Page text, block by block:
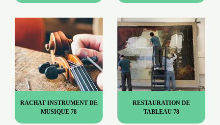
RACHAT INSTRUMENT DE
MUSIQUE 78
RESTAURATION DE
TABLEAU 78